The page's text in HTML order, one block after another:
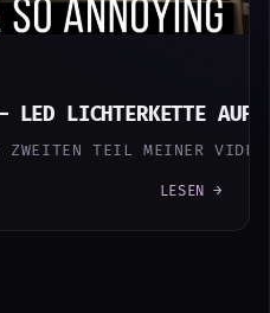
LICHTERKETTE AUF
ZWEITEN TEIL MEINER
LESEN →